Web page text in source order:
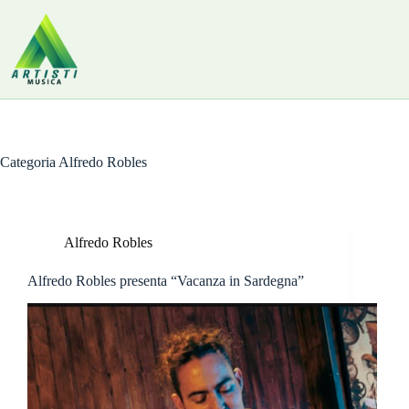
contenuto
Categoria Alfredo Robles
Alfredo Robles
Alfredo Robles presenta “Vacanza in Sardegna”